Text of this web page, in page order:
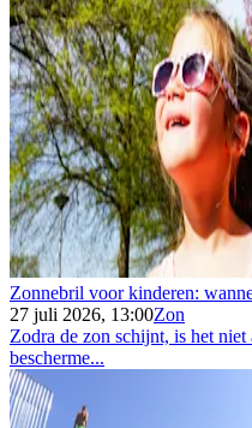
Zonnebril voor kinderen:
27 juli 2026, 13:00Zon
Zodra de zon schijnt, is het
bescherme...